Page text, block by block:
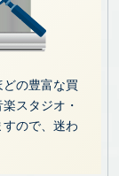
の豊富な買
スタジオ・
ので、迷わ